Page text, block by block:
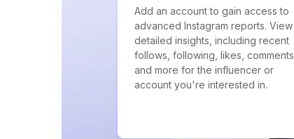
Add an account to gain access to
advanced Instagram reports. View
detailed insights, including recent
follows, following, likes, comments,
and more for the influencer or
account you're interested in.